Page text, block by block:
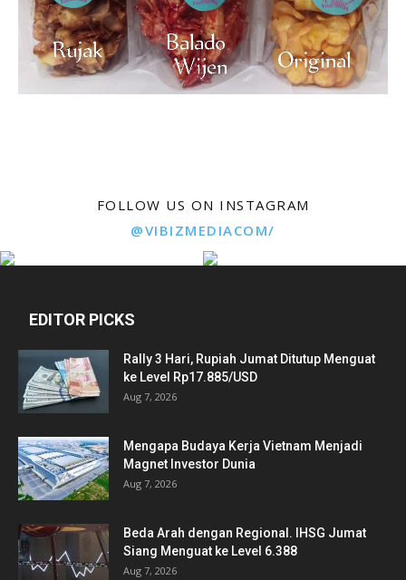
FOLLOW US ON INSTAGRAM
@VIBIZMEDIACOM/
EDITOR PICKS
Rally 3 Hari, Rupiah Jumat Ditutup Menguat
ke Level Rp17.885/USD
Aug 7, 2026
Mengapa Budaya Kerja Vietnam Menjadi
Magnet Investor Dunia
Aug 7, 2026
Beda Arah dengan Regional. IHSG Jumat
Siang Menguat ke Level 6.388
Aug 7, 2026